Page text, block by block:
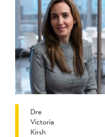
Dre
Victoria
Kirsh